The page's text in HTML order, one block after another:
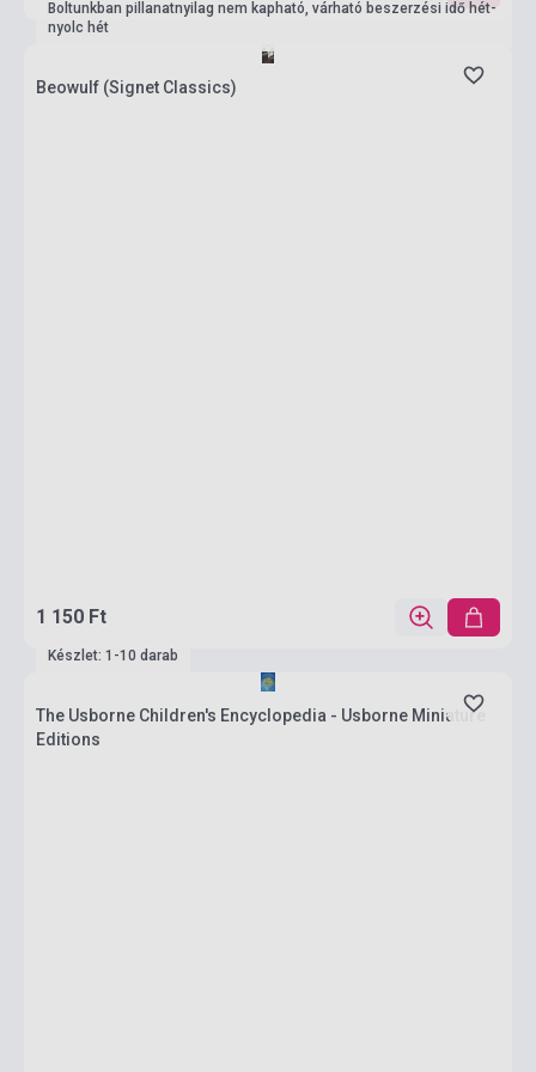
Boltunkban pillanatnyilag nem kapható, várható beszerzési idő hét-
nyolc hét
Beowulf (Signet Classics)
1 150 Ft
Készlet: 1-10 darab
The Usborne Children's Encyclopedia - Usborne Miniature
Editions